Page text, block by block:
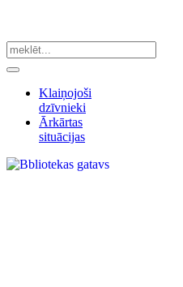
Klaiņojoši
dzīvnieki
Ārkārtas
situācijas